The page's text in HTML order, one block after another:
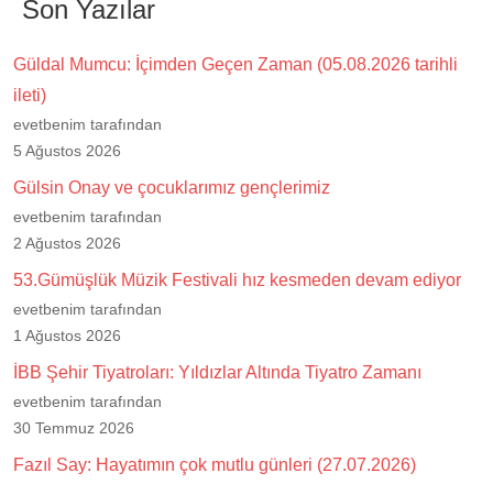
Son Yazılar
Güldal Mumcu: İçimden Geçen Zaman (05.08.2026 tarihli
ileti)
evetbenim tarafından
5 Ağustos 2026
Gülsin Onay ve çocuklarımız gençlerimiz
evetbenim tarafından
2 Ağustos 2026
53.Gümüşlük Müzik Festivali hız kesmeden devam ediyor
evetbenim tarafından
1 Ağustos 2026
İBB Şehir Tiyatroları: Yıldızlar Altında Tiyatro Zamanı
evetbenim tarafından
30 Temmuz 2026
Fazıl Say: Hayatımın çok mutlu günleri (27.07.2026)